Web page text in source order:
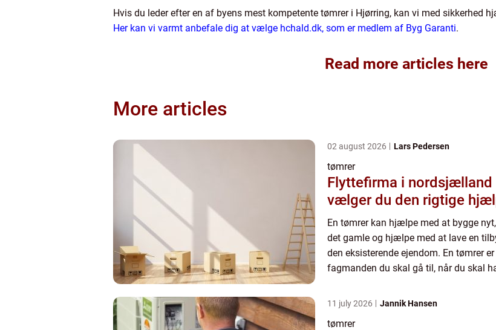
Hvis du leder efter en af byens mest kompetente tømrer i Hjørring, kan vi med sikkerhed
Her kan vi varmt anbefale dig at vælge hchald.dk, som er medlem af Byg Garanti.
Read more articles here
More articles
02 august 2026 Lars Pedersen
tømrer
Flyttefirma i nordsjælland sådan
vælger du den rigtige
En tømrer kan hjælpe med at bygge
det gamle og hjælpe med at lave en
den eksisterende ejendom. En tømrer
fagmanden du skal gå til, når du skal
fordel at invo...
11 july 2026 Jannik Hansen
tømrer